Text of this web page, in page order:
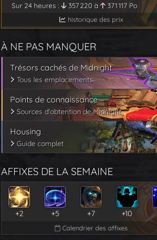
Sur 24 heures :
357 220 à 371 117 Po
historique des prix
À NE PAS MANQUER
Trésors cachés de Midnight
Tous les emplacements
Points de connaissance
Sources d'obtention de Midnight
Housing
Guide complet
AFFIXES DE LA SEMAINE
+2 +5 +7 +10
Calendrier des affixes